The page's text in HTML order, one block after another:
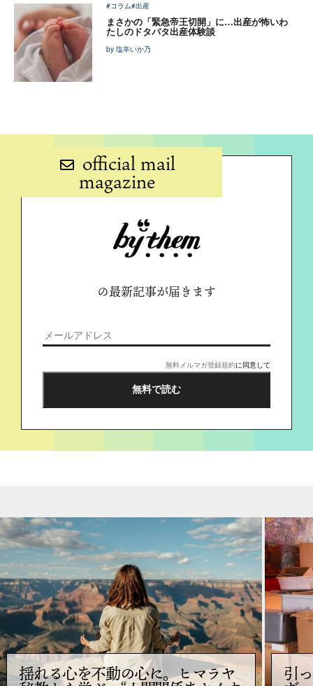
#コラム#出産
まさかの「緊急帝王切開」に…出産が怖いわ
たしのドタバタ出産体験談
by 塩辛いか乃
official mail
magazine
の最新記事が届きます
無料メルマガ登録規約に同意して
揺れる心を不動の心に。ヒマラヤ 引